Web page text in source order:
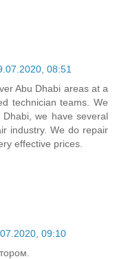
08:51
Abu Dhabi areas at a
technician teams. We
we have several
industry. We do repair
effective prices.
09:10